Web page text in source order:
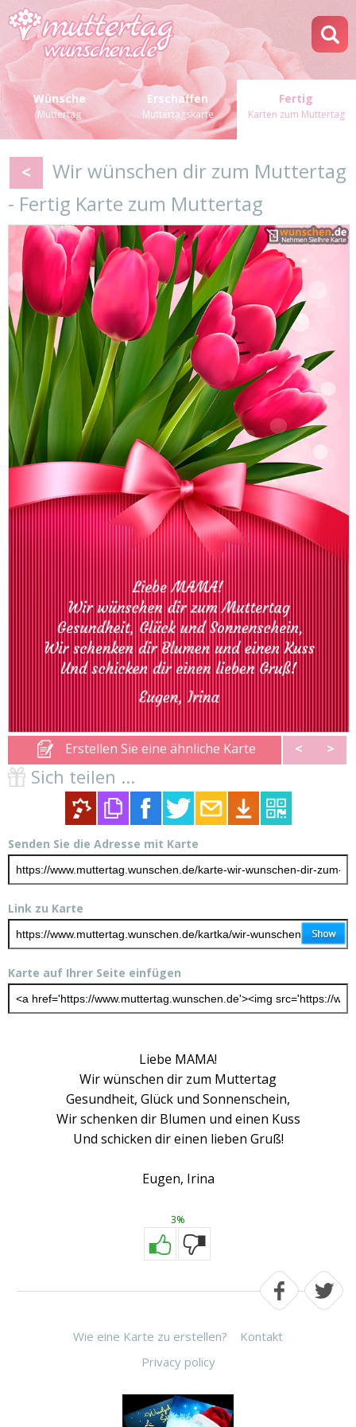
Wünsche
Muttertag
Erschaffen
Muttertagskarte
Fertig
Karten zum Muttertag
<
Wir wünschen dir zum Muttertag
- Fertig Karte zum Muttertag
Erstellen Sie eine ähnliche Karte < >
Sich teilen ...
Senden Sie die Adresse mit Karte
Link zu Karte
Karte auf Ihrer Seite einfügen
Liebe MAMA!
Wir wünschen dir zum Muttertag
Gesundheit, Glück und Sonnenschein,
Wir schenken dir Blumen und einen Kuss
Und schicken dir einen lieben Gruß!
Eugen, Irina
3%
Wie eine Karte zu erstellen?
Kontakt
Privacy policy